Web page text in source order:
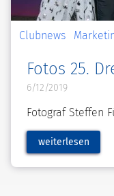
Clubnews
Fotos 25.
6/12/2019
Fotograf Steffen
weiterlesen